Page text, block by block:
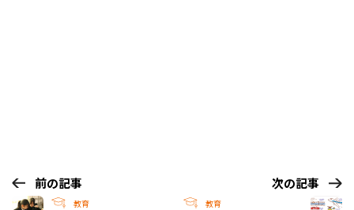
前の記事
教育
次の記事
教育